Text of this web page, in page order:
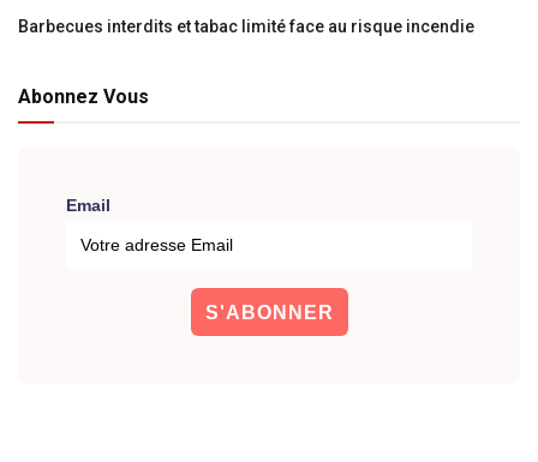
Barbecues interdits et tabac limité face au risque incendie
Abonnez Vous
Email